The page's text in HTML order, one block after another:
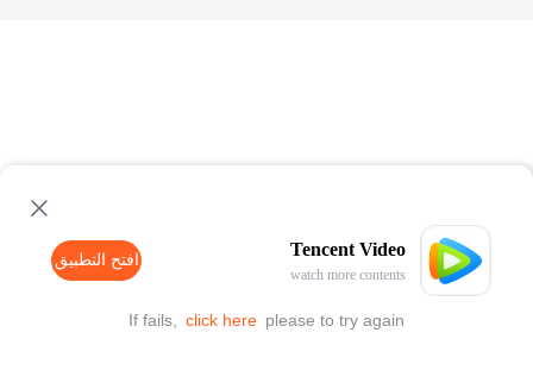
Tencent Video
watch more contents
افتح التطبيق
If fails, click here please to try againافتح التطبيق